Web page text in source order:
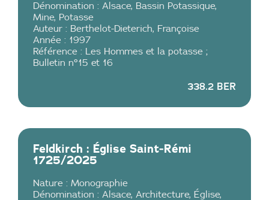
Dénomination : Alsace, Bassin Potassique,
Mine, Potasse
Auteur : Berthelot-Dieterich, Françoise
Année : 1997
Référence :
Les Hommes et la potasse ;
Bulletin n°15 et 16
338.2 BER
Feldkirch : Église Saint-Rémi
1725/2025
Nature : Monographie
Dénomination : Alsace, Architecture, Église,